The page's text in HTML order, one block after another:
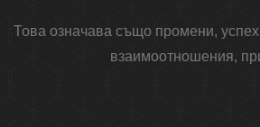
Това означава също промени,
взаимоотношения,